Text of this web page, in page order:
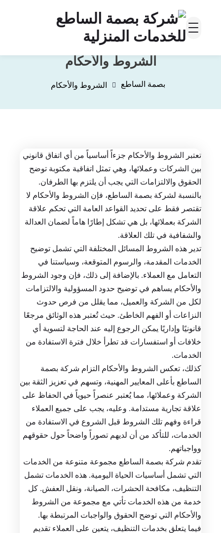
الشروط والأحكام
بصمة الساطع الشروط والأحكام
تعتبر الشروط والأحكام جزءاً أساسياً من أي اتفاق قانوني
بين الشركات وعملائها، وهي تمثل اتفاقية مكتوبة توضح
الحقوق والالتزامات التي يجب أن يلتزم بها الطرفان.
بالنسبة لشركة بصمة الساطع، فإن الشروط والأحكام لا
تقتصر فقط على تحديد القواعد العامة التي تحكم علاقة
الشركة بعملائها، بل هي تشكل إطارًا هاماً لضمان العدالة
والشفافية في تلك العلاقة.
تدير هذه الشروط المسائل المختلفة التي تشمل توضيح
الخدمات المقدمة، والرسوم المتوقعة، وسياستنا في
التعامل مع العملاء. بالإضافة إلى ذلك، فإن وجود الشروط
والأحكام يساهم في توضيح حدود المسؤولية والالتزامات
لكل من الشركة والعميل، مما يقلل من فرص حدوث
النزاعات أو الفهم الخاطئ. حيث تُعتبر هذه الوثائق مرجعًا
قانونيًا وإداريًا يمكن الرجوع إليه عند الحاجة لتسوية أي
خلافات أو استفسارات قد تطرأ خلال فترة الاستفادة من
الخدمات.
كذلك، تعكس الشروط والأحكام التزام شركة بصمة
الساطع بأعلى المعايير المهنية، وتسهم في تعزيز الثقة بين
الشركة وعملائها، مما يُعتبر عنصراً حيوياً في الحفاظ على
علاقة تجارية مستدامة. وعليه، يجب على جميع العملاء
قراءة وفهم تلك الشروط قبل الشروع في الاستفادة من
الخدمات، للتأكد من أن لديهم تصوراً واضحاً حول حقوقهم
وواجباتهم.
تقدم شركة بصمة الساطع مجموعة متنوعة من الخدمات
التي تشمل أساسيات الحياة اليومية. هذه الخدمات تشمل
التنظيف، مكافحة الحشرات، الصيانة، ونقل العفش. كل
خدمة من هذه الخدمات تأتي مع مجموعة من الشروط
والأحكام التي توضح الحقوق والواجبات المرتبطة بها.
فيما يتعلق بخدمات التنظيف، يتعين على العملاء تقديم